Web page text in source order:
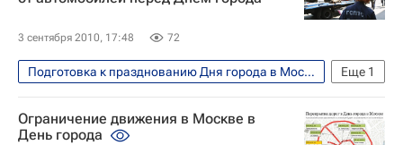
3 сентября 2010, 17:48 72
Еще 1
Подготовка к празднованию Дня города в Москве в 2010 году
Москва
Ограничение движения в Москве в
День города